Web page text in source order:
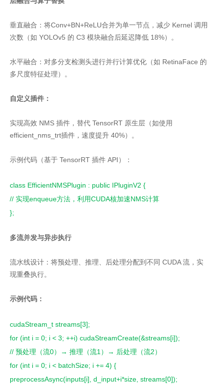
垂直融合：将Conv+BN+ReLU合并为单一节点，减少 Kernel 调用
次数（如 YOLOv5 的 C3 模块融合后延迟降低 18%）。
水平融合：对多分支检测头进行并行计算优化（如 RetinaFace 的
多尺度特征处理）。
自定义插件：
实现高效 NMS 插件，替代 TensorRT 原生层（如使用
efficient_nms_trt插件，速度提升 40%）。
示例代码（基于 TensorRT 插件 API）：
class EfficientNMSPlugin : public IPluginV2 {
// 实现enqueue方法，利用CUDA核加速NMS计算
};
多流并发与异步执行
流水线设计：将预处理、推理、后处理分配到不同 CUDA 流，实
现重叠执行。
示例代码：
cudaStream_t streams[3];
for (int i = 0; i < 3; ++i) cudaStreamCreate(&streams[i]);
// 预处理（流0）→ 推理（流1）→ 后处理（流2）
for (int i = 0; i < batchSize; i += 4) {
preprocessAsync(inputs[i], d_input+i*size, streams[0]);